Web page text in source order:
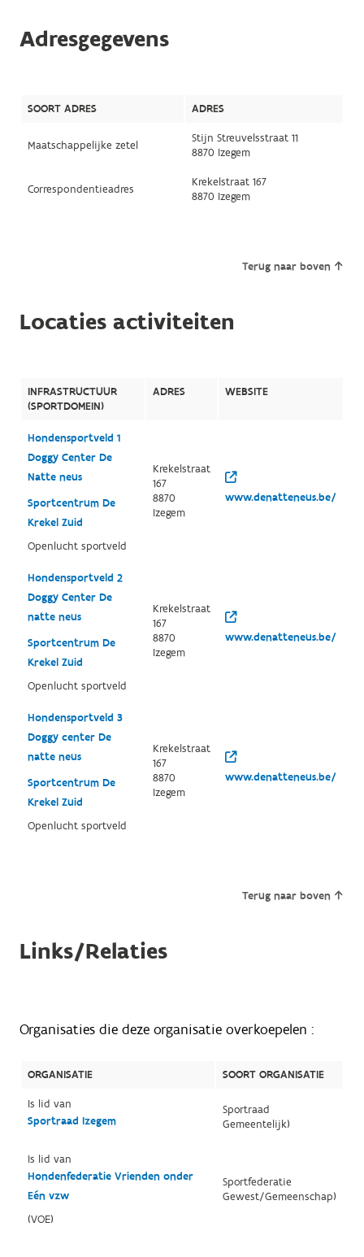
Adresgegevens
SOORT ADRES ADRES
Maatschappelijke zetel
Stijn Streuvelsstraat 11
8870 Izegem
Correspondentieadres
Krekelstraat 167
8870 Izegem
Terug naar boven
Locaties activiteiten
INFRASTRUCTUUR
(SPORTDOMEIN)
ADRES WEBSITE
Hondensportveld 1
Doggy Center De
Natte neus
Sportcentrum De
Krekel Zuid
Openlucht sportveld
Krekelstraat
167
8870
Izegem
www.denatteneus.be/
Hondensportveld 2
Doggy Center De
natte neus
Sportcentrum De
Krekel Zuid
Openlucht sportveld
Krekelstraat
167
8870
Izegem
www.denatteneus.be/
Hondensportveld 3
Doggy center De
natte neus
Sportcentrum De
Krekel Zuid
Openlucht sportveld
Krekelstraat
167
8870
Izegem
www.denatteneus.be/
Terug naar boven
Links/Relaties
Organisaties die deze organisatie overkoepelen :
ORGANISATIE
SOORT ORGANISATIE
Is lid van
Sportraad Izegem
Sportraad
Gemeentelijk)
Is lid van
Hondenfederatie Vrienden onder
Eén vzw
(VOE)
Sportfederatie
Gewest/Gemeenschap)